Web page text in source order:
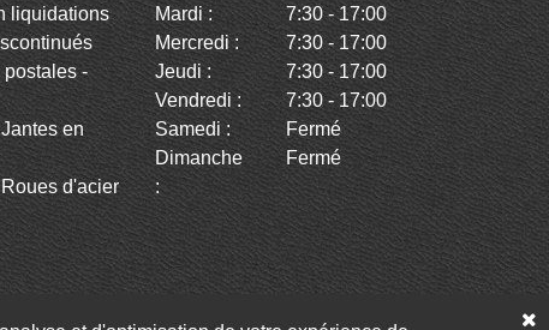
liquidations
-
en
d'acier
Mardi :
7:30 - 17:00
Mercredi :
7:30 - 17:00
Jeudi :
7:30 - 17:00
Vendredi :
7:30 - 17:00
Samedi :
Fermé
Dimanche
:
Fermé